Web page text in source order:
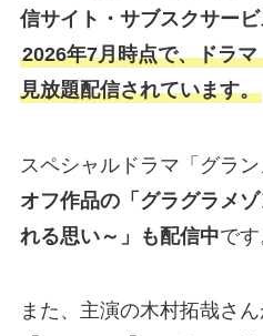
信サイト・サブスクサービ
2026年7月時点で、ドラ
見放題配信されています。
スペシャルドラマ「グラ
オフ作品の「グラグラメ
れる思い～」も配信中です
また、主演の木村拓哉さ